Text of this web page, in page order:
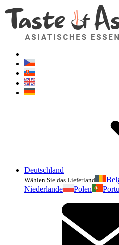
Deutschland
Wählen Sie das Lieferland
Niederlande
Polen